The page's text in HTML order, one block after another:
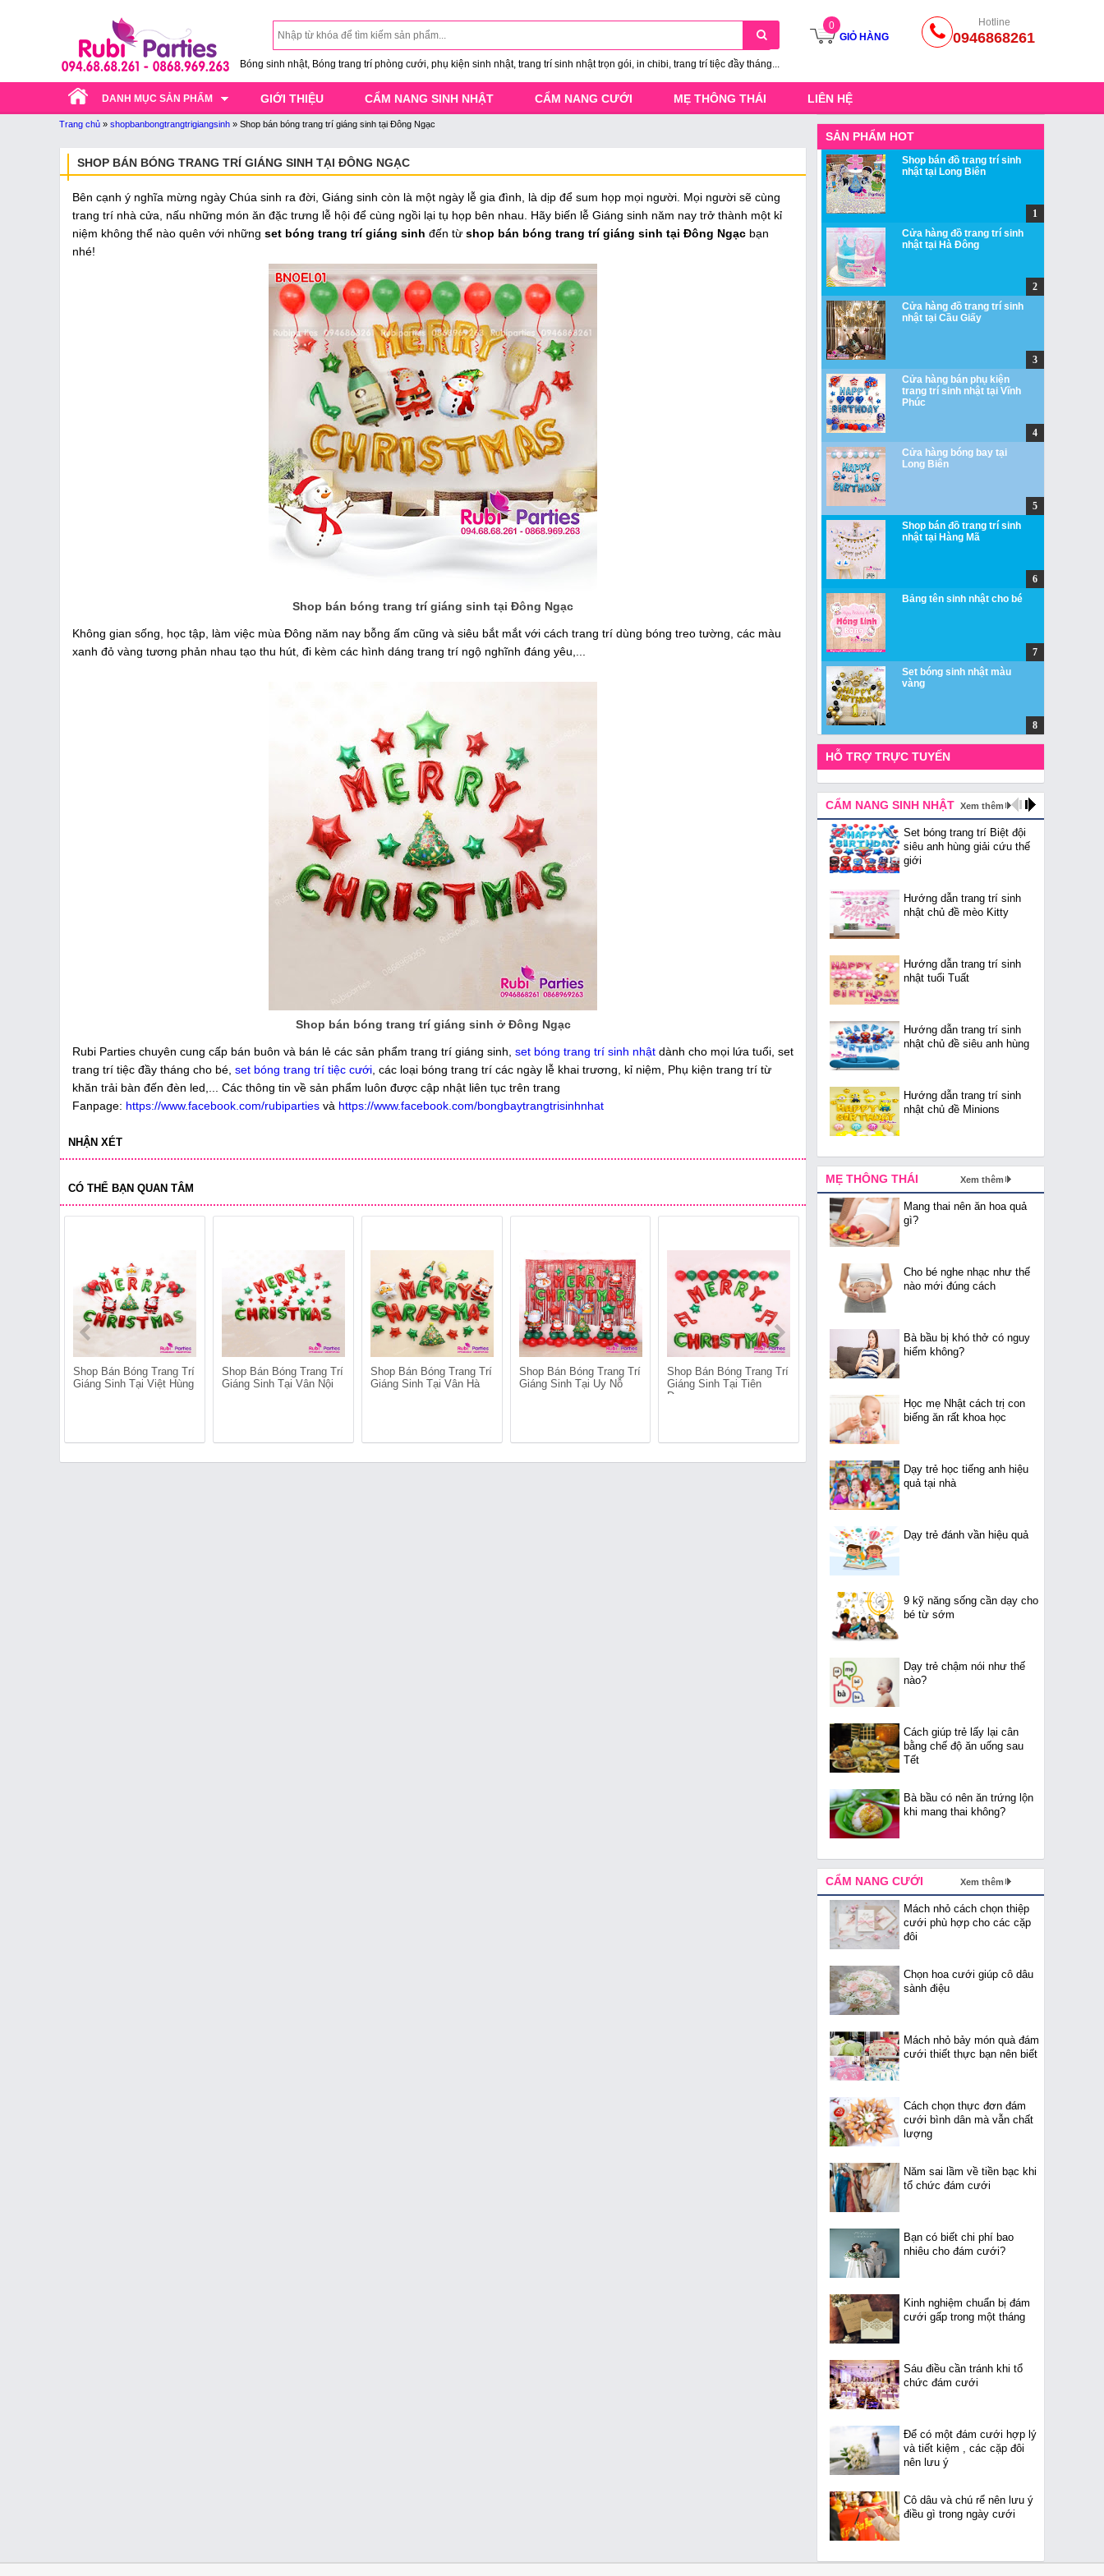
Bóng sinh nhật, Bóng trang trí phòng cưới, phụ kiện sinh nhật, trang trí sinh nhật trọn gói, in chibi, trang trí tiệc đầy tháng...
0
GIỎ HÀNG
Hotline
0946868261
DANH MỤC SẢN PHẨM GIỚI THIỆU CẨM NANG SINH NHẬT CẨM NANG CƯỚI MẸ THÔNG THÁI LIÊN HỆ
Trang chủ » shopbanbongtrangtrigiangsinh » Shop bán bóng trang trí giáng sinh tại Đông Ngạc
SHOP BÁN BÓNG TRANG TRÍ GIÁNG SINH TẠI ĐÔNG NGẠC
Bên cạnh ý nghĩa mừng ngày Chúa sinh ra đời, Giáng sinh còn là một ngày lễ gia đình, là dịp để sum họp mọi người. Mọi người sẽ cùng
trang trí nhà cửa, nấu những món ăn đặc trưng lễ hội để cùng ngồi lại tụ họp bên nhau. Hãy biến lễ Giáng sinh năm nay trở thành một kỉ
niệm không thể nào quên với những set bóng trang trí giáng sinh đến từ shop bán bóng trang trí giáng sinh tại Đông Ngạc bạn
nhé!
Shop bán bóng trang trí giáng sinh tại Đông Ngạc
Không gian sống, học tập, làm việc mùa Đông năm nay bỗng ấm cũng và siêu bắt mắt với cách trang trí dùng bóng treo tường, các màu
xanh đỏ vàng tương phản nhau tạo thu hút, đi kèm các hình dáng trang trí ngộ nghĩnh đáng yêu,...
Shop bán bóng trang trí giáng sinh ở Đông Ngạc
Rubi Parties chuyên cung cấp bán buôn và bán lẻ các sản phẩm trang trí giáng sinh, set bóng trang trí sinh nhật dành cho mọi lứa tuổi, set
trang trí tiệc đầy tháng cho bé, set bóng trang trí tiệc cưới , các loại bóng trang trí các ngày lễ khai trương, kỉ niệm, Phụ kiện trang trí từ
khăn trải bàn đến đèn led,... Các thông tin về sản phẩm luôn được cập nhật liên tục trên trang
Fanpage: https://www.facebook.com/rubiparties và https://www.facebook.com/bongbaytrangtrisinhnhat
NHẬN XÉT
CÓ THỂ BẠN QUAN TÂM
Shop Bán Bóng Trang Trí
Giáng Sinh Tại Việt Hùng
Shop Bán Bóng Trang Trí
Giáng Sinh Tại Vân Nội
Shop Bán Bóng Trang Trí
Giáng Sinh Tại Vân Hà
Shop Bán Bóng Trang Trí
Giáng Sinh Tại Uy Nỗ
Shop Bán Bóng Trang Trí
Giáng Sinh Tại Tiên
Dương
Shop Bán Bóng Trang Trí
Khê
SẢN PHẨM HOT
Shop bán đồ trang trí sinh
nhật tại Long Biên
Cửa hàng đồ trang trí sinh
nhật tại Hà Đông
Cửa hàng đồ trang trí sinh
nhật tại Cầu Giấy
Cửa hàng bán phụ kiện
trang trí sinh nhật tại Vĩnh
Phúc
Cửa hàng bóng bay tại
Long Biên
Shop bán đồ trang trí sinh
nhật tại Hàng Mã
Bảng tên sinh nhật cho bé
Set bóng sinh nhật màu
vàng
HỖ TRỢ TRỰC TUYẾN
CẨM NANG SINH NHẬT Xem thêm
Set bóng trang trí Biệt đội
siêu anh hùng giải cứu thế
giới
Hướng dẫn trang trí sinh
nhật chủ đề mèo Kitty
Hướng dẫn trang trí sinh
nhật tuổi Tuất
Hướng dẫn trang trí sinh
nhật chủ đề siêu anh hùng
Hướng dẫn trang trí sinh
nhật chủ đề Minions
MẸ THÔNG THÁI Xem thêm
Mang thai nên ăn hoa quả
gì?
Cho bé nghe nhạc như thế
nào mới đúng cách
Bà bầu bị khó thở có nguy
hiểm không?
Học mẹ Nhật cách trị con
biếng ăn rất khoa học
Dạy trẻ học tiếng anh hiệu
quả tại nhà
Dạy trẻ đánh vần hiệu quả
9 kỹ năng sống cần dạy cho
bé từ sớm
Dạy trẻ chậm nói như thế
nào?
Cách giúp trẻ lấy lại cân
bằng chế độ ăn uống sau
Tết
Bà bầu có nên ăn trứng lộn
khi mang thai không?
CẨM NANG CƯỚI Xem thêm
Mách nhỏ cách chọn thiệp
cưới phù hợp cho các cặp
đôi
Chọn hoa cưới giúp cô dâu
sành điệu
Mách nhỏ bảy món quà đám
cưới thiết thực bạn nên biết
Cách chọn thực đơn đám
cưới bình dân mà vẫn chất
lượng
Năm sai lầm về tiền bạc khi
tổ chức đám cưới
Bạn có biết chi phí bao
nhiêu cho đám cưới?
Kinh nghiệm chuẩn bị đám
cưới gấp trong một tháng
Sáu điều cần tránh khi tổ
chức đám cưới
Để có một đám cưới hợp lý
và tiết kiệm , các cặp đôi
nên lưu ý
Cô dâu và chú rể nên lưu ý
điều gì trong ngày cưới